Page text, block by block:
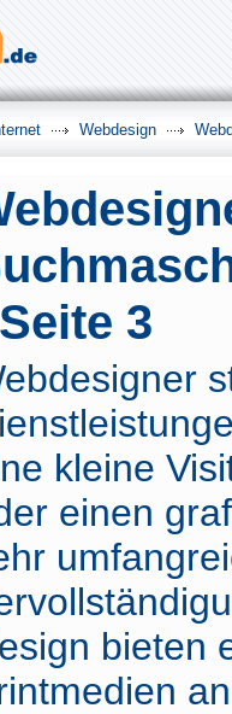
3
kleine
einen
bieten
Webdesign